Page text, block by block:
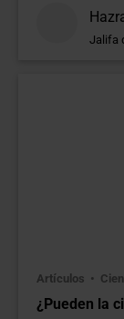
Jalifa
Artículos
¿Pueden la